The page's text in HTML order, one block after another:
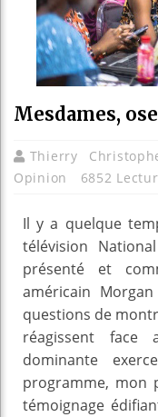
Mesdames,
Thierry
Opinion
6852
Il y a quelque
télévision
présenté et
américain
questions de
réagissent face
dominante
programme, mon
témoignage